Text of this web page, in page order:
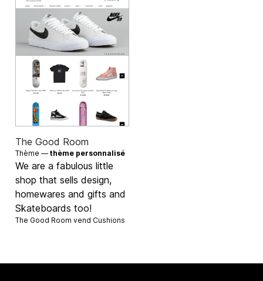
The Good Room
Thème —thème personnalisé
We are a fabulous little
shop that sells design,
homewares and gifts and
Skateboards too!
The Good Room vend Cushions